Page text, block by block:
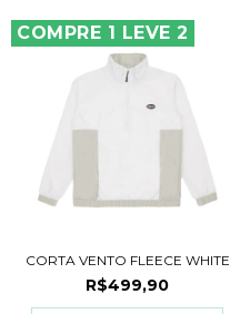
COMPRE 1 LEVE 2
CORTA VENTO FLEECE WHITE
R$499,90